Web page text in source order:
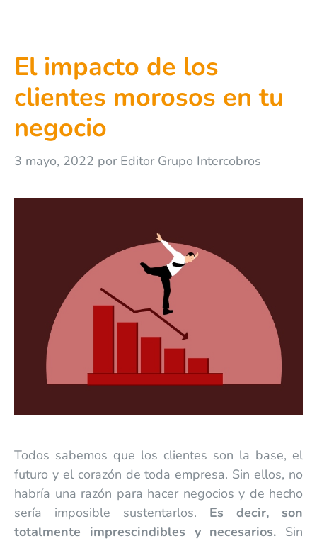
El impacto de los
clientes morosos en tu
negocio
3 mayo, 2022 por Editor Grupo Intercobros
Todos sabemos que los clientes son la base, el
futuro y el corazón de toda empresa. Sin ellos, no
habría una razón para hacer negocios y de hecho
sería imposible sustentarlos. Es decir, son
totalmente imprescindibles y necesarios. Sin